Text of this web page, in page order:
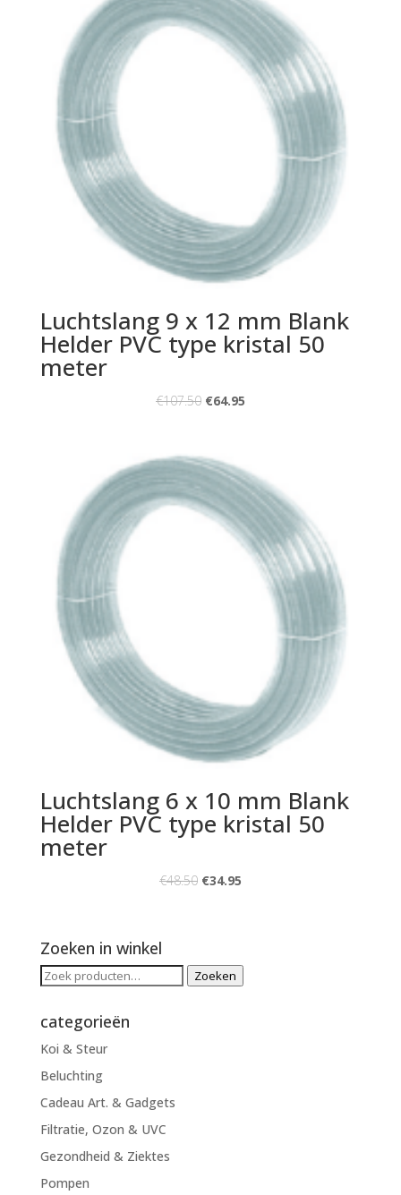
Luchtslang 9 x 12 mm Blank
Helder PVC type kristal 50
meter
€107.50 €64.95
Luchtslang 6 x 10 mm Blank
Helder PVC type kristal 50
meter
€48.50 €34.95
Zoeken in winkel
Zoeken
Zoeken
categorieën
Koi & Steur
Beluchting
Cadeau Art. & Gadgets
Filtratie, Ozon & UVC
Gezondheid & Ziektes
Pompen